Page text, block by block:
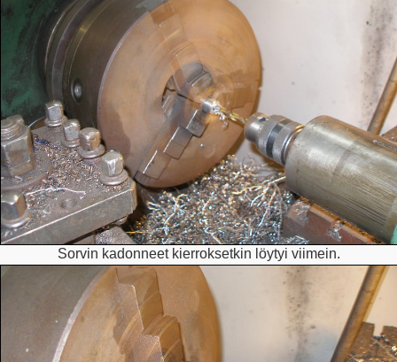
Sorvin kadonneet kierroksetkin löytyi viimein.